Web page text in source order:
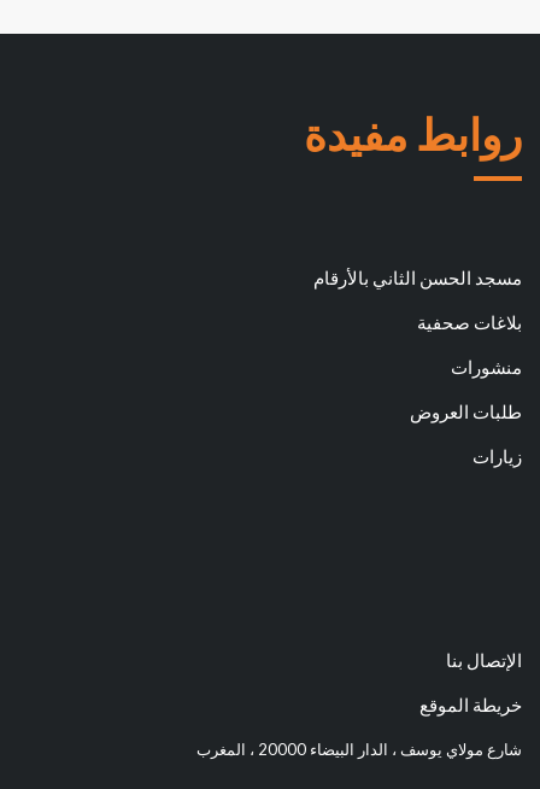
روابط مفيدة
مسجد الحسن الثاني بالأرقام
بلاغات صحفية
منشورات
طلبات العروض
زيارات
الإتصال بنا
خريطة الموقع
شارع مولاي يوسف ، الدار البيضاء 20000 ، المغرب